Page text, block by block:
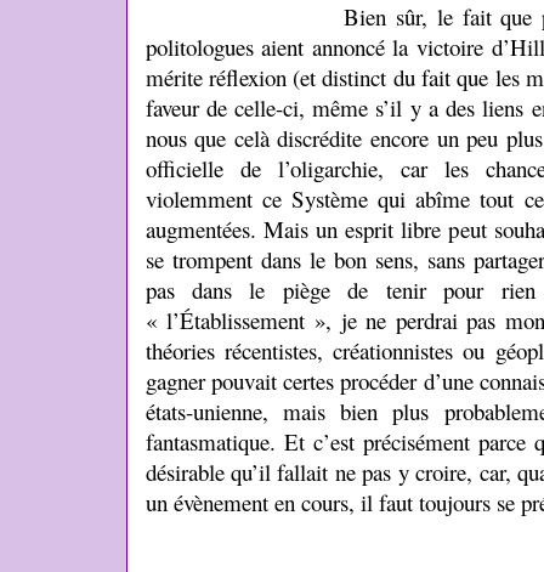
Bien sûr, le fait que presque
politologues aient annoncé la victoire
mérite réflexion (et distinct du fait que les
faveur de celle-ci, même s’il y a des liens
nous que celà discrédite encore un peu
officielle de l’oligarchie, car les
violemment ce Système qui abîme tout
augmentées. Mais un esprit libre peut
se trompent dans le bon sens, sans
pas dans le piège de tenir pour rien
« l’Établissement », je ne perdrai pas
théories récentistes, créationnistes ou
gagner pouvait certes procéder d’une
états-unienne, mais bien plus
fantasmatique. Et c’est précisément
désirable qu’il fallait ne pas y croire, car,
un évènement en cours, il faut toujours se